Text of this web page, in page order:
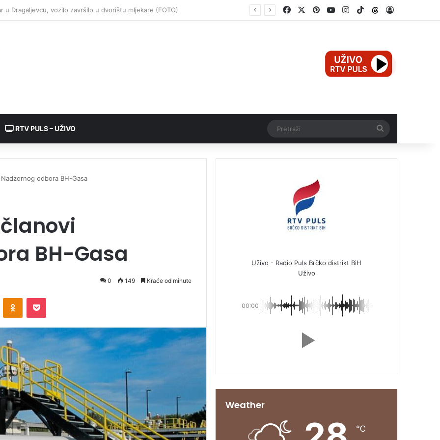
FacebookPinterestYouTubeInstagram
TikTokThreads
RTV PULS – UŽIVO
odbora BH-Gasa
BH-Gasa
0 149 Kraće od minute
Uživo - Radio Puls Brčko distrikt BiH
Uživo
00:00
Weather
℃